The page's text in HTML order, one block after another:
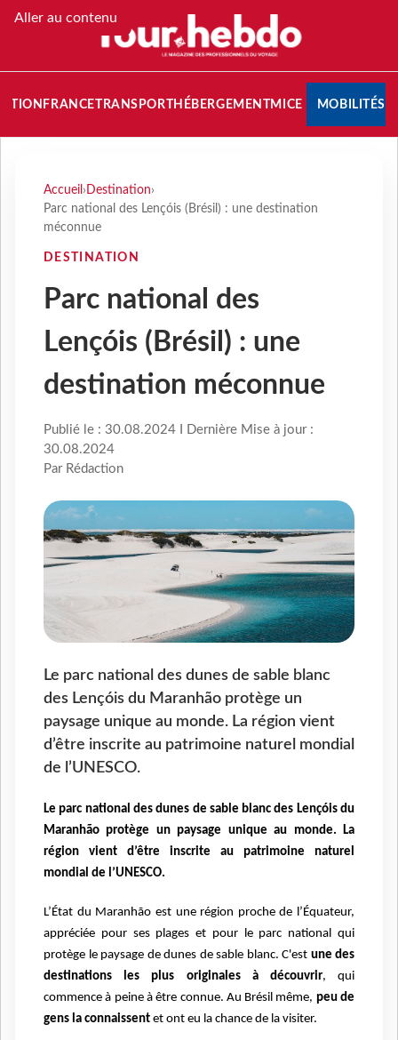
Aller au contenu
FRANCETRANSPORT HÉBERGEMENTMICE MOBILITÉS
Accueil › Destination›
Parc national des Lençóis (Brésil) : une destination
méconnue
DESTINATION
Parc national des
Lençóis (Brésil) : une
destination méconnue
Publié le : 30.08.2024 I Dernière Mise à jour :
30.08.2024
Par Rédaction
Le parc national des dunes de sable blanc
des Lençóis du Maranhão protège un
paysage unique au monde. La région vient
d’être inscrite au patrimoine naturel mondial
de l’UNESCO.
Le parc national des dunes de sable blanc des Lençóis du
Maranhão protège un paysage unique au monde. La
région vient d’être inscrite au patrimoine naturel
mondial de l’UNESCO.
L’État du Maranhão est une région proche de l’Équateur,
appréciée pour ses plages et pour le parc national qui
protège le paysage de dunes de sable blanc. C'est une des
destinations les plus originales à découvrir, qui
commence à peine à être connue. Au Brésil même, peu de
gens la connaissent et ont eu la chance de la visiter.